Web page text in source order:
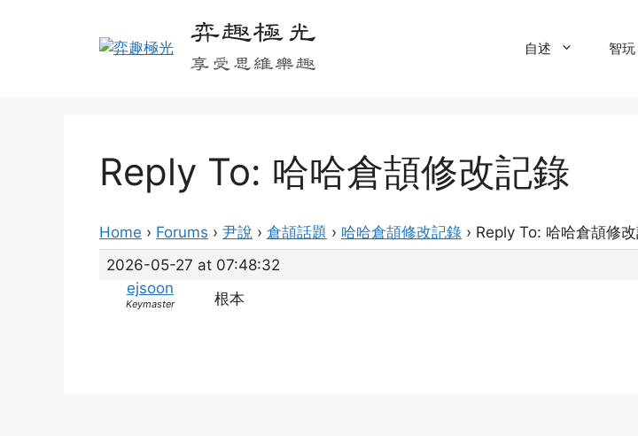
弈趣極光
享受思維樂趣
自述 智玩
Reply To: 哈哈倉頡修改記錄
Home › Forums › 尹說 › 倉頡話題 › 哈哈倉頡修改記錄 › Reply To: 哈哈倉頡修
2026-05-27 at 07:48:32
ejsoon
Keymaster 根本